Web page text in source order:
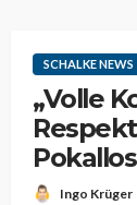
SCHALKE NEWS
„Volle
Ingo Krüger